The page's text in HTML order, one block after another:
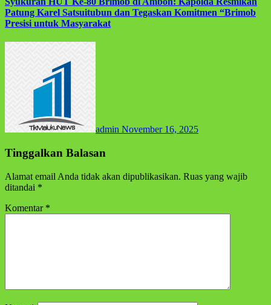
Patung Karel Satsuitubun dan Tegaskan Komitmen “Brimob
Presisi untuk Masyarakat
admin November 16, 2025
Tinggalkan Balasan
Alamat email Anda tidak akan dipublikasikan. Ruas yang wajib
ditandai *
Komentar *